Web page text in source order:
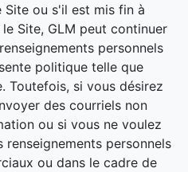
Site ou s'il est mis fin à
Site, GLM peut continuer
personnels
politique telle que
Toutefois, si vous désirez
des courriels non
ou si vous ne voulez
personnels
ou dans le cadre de